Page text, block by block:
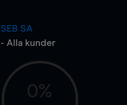
SEB SA
- Alla kunder
0%